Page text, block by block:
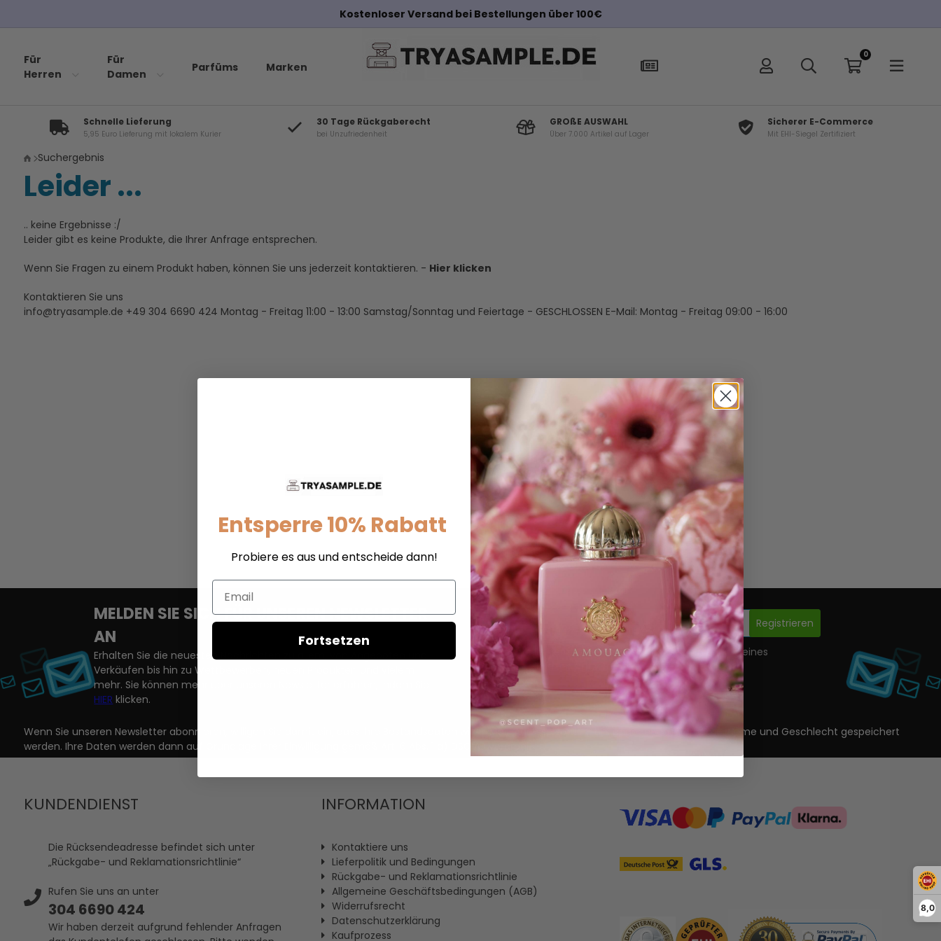
8,0
Kostenloser Versand bei Bestellungen über 100€
Für
Herren
Für
Damen
Parfüms Marken
0
Schnelle Lieferung
5,95 Euro Lieferung mit lokalem Kurier
30 Tage Rückgaberecht
bei Unzufriedenheit
GROßE AUSWAHL
Über 7.000 Artikel auf Lager
Sicherer E-Commerce
Mit EHI-Siegel Zertifiziert
Suchergebnis
Leider ...
.. keine Ergebnisse :/
Leider gibt es keine Produkte, die Ihrer Anfrage entsprechen.
Wenn Sie Fragen zu einem Produkt haben, können Sie uns jederzeit kontaktieren. - Hier klicken
Kontaktieren Sie uns
info@tryasample.de +49 304 6690 424 Montag - Freitag 11:00 - 13:00 Samstag/Sonntag und Feiertage - GESCHLOSSEN E-Mail: Montag - Freitag 09:00 - 16:00
MELDEN SIE SICH FÜR UNSEREN NEWSLETTER
AN
Erhalten Sie die neuesten Nachrichten zu allem, von Angeboten und
Verkäufen bis hin zu Wettbewerben, neuen Produkten und vielem
mehr. Sie können mehr über unseren Newsletter erfahren, indem Sie
HIER klicken.
Registrieren
Ich erteile hiermit meine Einwilligung zur Erstellung eines
personalisierten Nutzerprofils.
Wenn Sie unseren Newsletter abonnieren, willigen Sie damit ein, dass Ihre Bestandsdaten wie E-Mail-Adresse sowie (falls angegeben) Vorname, Name und Geschlecht gespeichert
werden. Ihre Daten werden dann auf Grundlage Ihrer Einwilligung gemäß Art. 6 Abs. 1 a) DSGVO verarbeitet.
KUNDENDIENST
Die Rücksendeadresse befindet sich unter
„Rückgabe- und Reklamationsrichtlinie“
Rufen Sie uns an unter
304 6690 424
Wir haben derzeit aufgrund fehlender Anfragen
INFORMATION
Kontaktiere uns
Lieferpolitik und Bedingungen
Rückgabe- und Reklamationsrichtlinie
Allgemeine Geschäftsbedingungen (AGB)
Widerrufsrecht
Datenschutzerklärung
Kaufprozess
Entsperre 10% Rabatt
Probiere es aus und entscheide dann!
Email
Fortsetzen